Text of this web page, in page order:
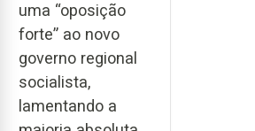
uma “oposição
forte” ao novo
governo regional
socialista,
lamentando a